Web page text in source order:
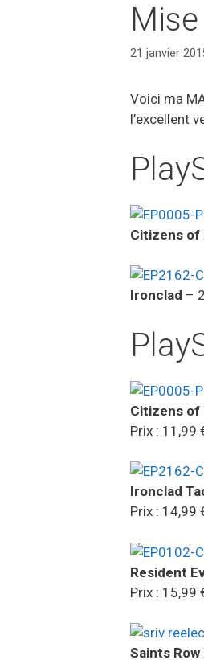
21 janvier
Voici ma
l’excellent
Citizens of
Ironclad –
Citizens of
Prix : 11,99
Ironclad
Prix : 14,99
Resident
Prix : 15,99
Saints